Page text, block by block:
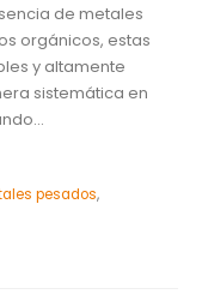
de metales
orgánicos, estas
y altamente
sistemática en
pesados,